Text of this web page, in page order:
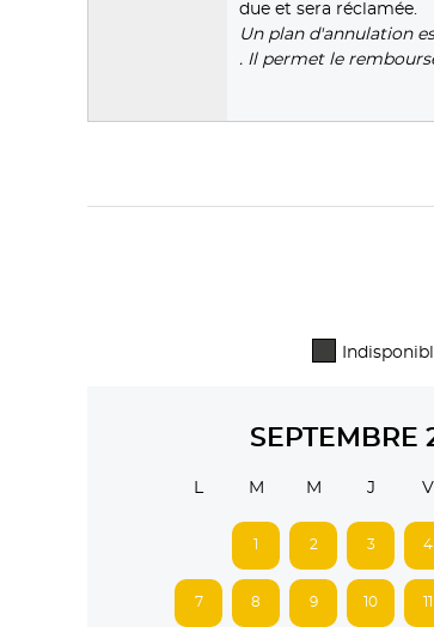
due et sera réclamée.
Un plan d'annulation
. Il permet le
SEPTEMBRE
L M M J V
1 2 3 4
7 8 9 10 11